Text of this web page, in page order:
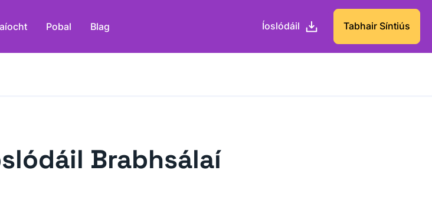
Pobal Blag Íoslódáil Tabhair Síntiús
Brabhsálaí